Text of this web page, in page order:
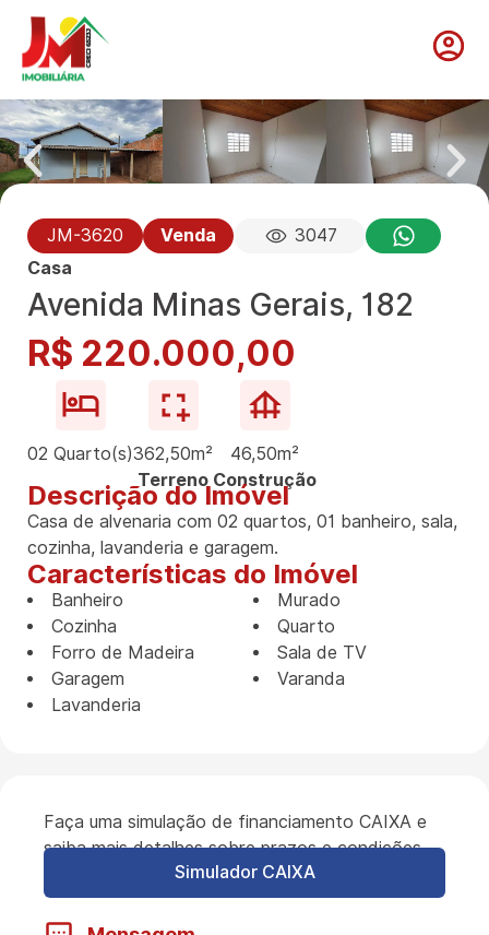
JM-3620 Venda
3047
Casa
Avenida Minas Gerais, 182
R$ 220.000,00
02 Quarto(s)362,50m²
Terreno
46,50m²
Construção
Descrição do Imóvel
Casa de alvenaria com 02 quartos, 01 banheiro, sala,
cozinha, lavanderia e garagem.
Características do Imóvel
Banheiro
Cozinha
Forro de Madeira
Garagem
Lavanderia
Murado
Quarto
Sala de TV
Varanda
Faça uma simulação de financiamento CAIXA e
saiba mais detalhes sobre prazos e condições.
Simulador CAIXA